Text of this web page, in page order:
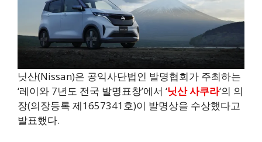
닛산(Nissan)은 공익사단법인 발명협회가 주최하는
‘레이와 7년도 전국 발명표창’에서 ‘닛산 사쿠라‘의 의
장(의장등록 제1657341호)이 발명상을 수상했다고
발표했다.